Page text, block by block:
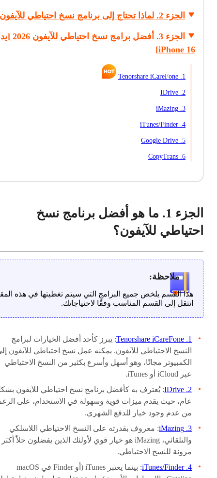
الجزء 2. لماذا تحتاج إلى برنامج نسخ احتياطي للآيفون
الجزء 3. أفضل برامج
iPhone 16]
1. Tenorshare iCareFone
2. IDrive
3. iMazing
4. iTunes/Finder
5. Google Drive
6. CopyTrans
الجزء 1. ما هو أفضل برنامج نسخ
احتياطي للآيفون؟
ملاحظة:
هذا القسم يلخص جميع البرامج التي سيتم تغطيتها في هذه
انتقل إلى القسم المناسب وفقًا لاحتياجاتك.
1. Tenorshare iCareFone
: يبرز كأحد أفضل الخيارات لبرامج
النسخ الاحتياطي للآيفون. يمكنه عمل نسخ احتياطي للآيفون
الكمبيوتر مجانًا، وهو أسهل وأسرع بكثير من النسخ الاحتياطي
عبر iCloud أو iTunes.
2. IDrive
: يُعترف به كأفضل برنامج نسخ احتياطي للآيفون
عام، حيث يقدم ميزات قوية وسهولة في الاستخدام، على
من عدم وجود خيار للدفع الشهري.
3. iMazing
: معروف بقدرته على النسخ الاحتياطي اللاسلكي
والتلقائي، iMazing هو خيار قوي لأولئك الذين يفضلون حلاً أكثر
مرونة للنسخ الاحتياطي.
4. iTunes/Finder
: بينما يعتبر iTunes (أو Finder في macOS